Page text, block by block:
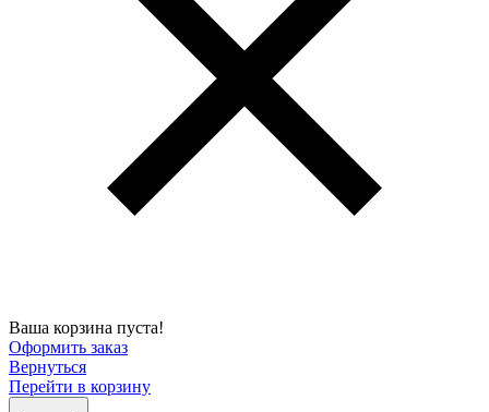
Ваша корзина пуста!
Оформить заказ
Вернуться
Перейти в корзину